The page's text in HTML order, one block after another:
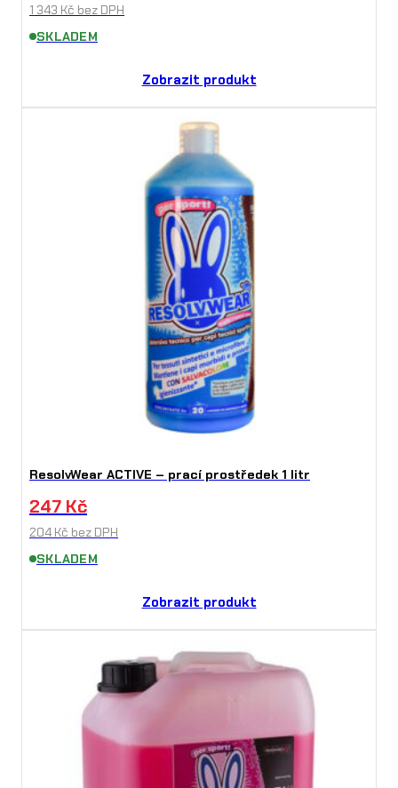
1 343 Kč bez DPH
SKLADEM
Zobrazit produkt
ResolvWear ACTIVE – prací prostředek 1 litr
247 Kč
204 Kč bez DPH
SKLADEM
Zobrazit produkt